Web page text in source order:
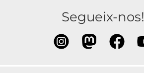
Segueix-nos!